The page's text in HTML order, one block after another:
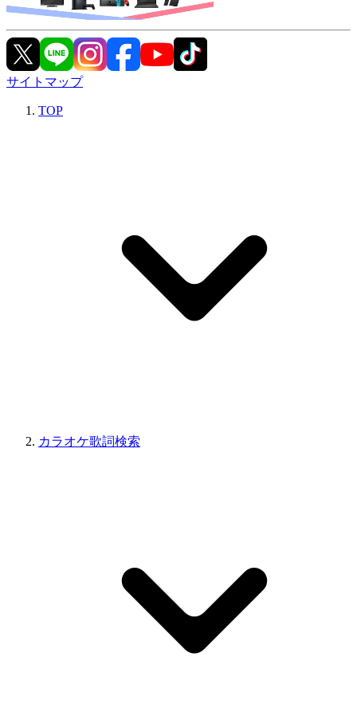
サイトマップ
TOP
カラオケ歌詞検索